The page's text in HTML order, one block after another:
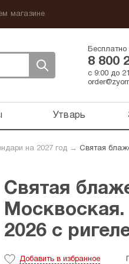
магазине
Бесплатно
8 800
с 9:00 до
Утварь
на 2027 год → Святая
Святая
2026 с
Добавить в избранное